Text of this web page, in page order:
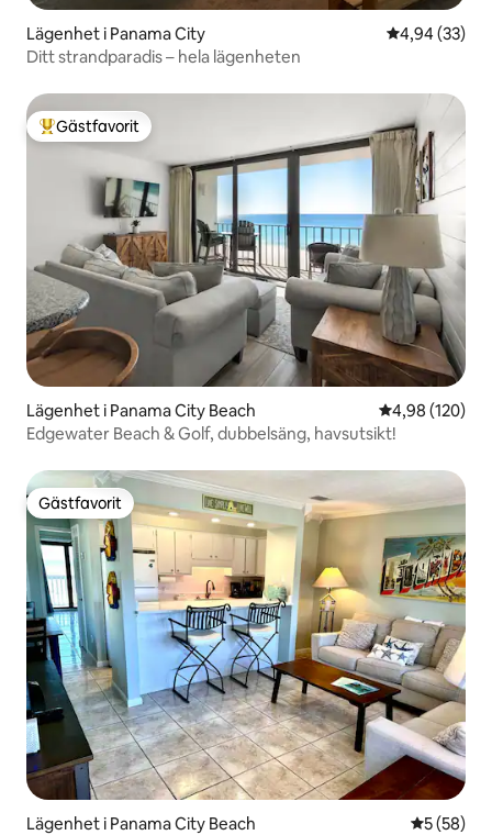
Lägenhet i Panama City 4,94 av 5 i
4,94 (33)
Ditt strandparadis – hela lägenheten
Populär gästfavorit
Gästfavorit
Lägenhet i Panama City Beach 4,98 av 5 i
4,98 (120)
Edgewater Beach & Golf, dubbelsäng, havsutsikt!
Gästfavorit
Gästfavorit
Lägenhet i Panama City Beach 5 av 5 i
5 (58)